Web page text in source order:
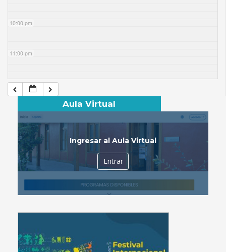
10:00 pm
11:00 pm
Aula Virtual
Ingresar al Aula Virtual
Entrar